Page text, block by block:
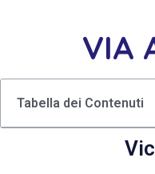
VIA
Tabella dei Contenuti